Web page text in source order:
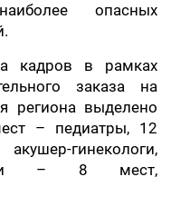
опасных
кадров в рамках
заказа на
региона выделено
– педиатры, 12
гинекологи,
– 8 мест,